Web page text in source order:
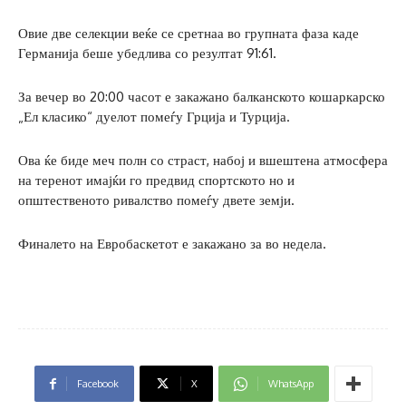
Овие две селекции веќе се сретнаа во групната фаза каде
Германија беше убедлива со резултат 91:61.
За вечер во 20:00 часот е закажано балканското кошаркарско
„Ел класико“ дуелот помеѓу Грција и Турција.
Ова ќе биде меч полн со страст, набој и вшештена атмосфера
на теренот имајќи го предвид спортското но и
општественото ривалство помеѓу двете земји.
Финалето на Евробаскетот е закажано за во недела.
Facebook X WhatsApp